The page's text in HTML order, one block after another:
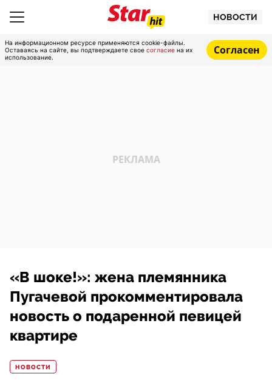
НОВОСТИ
На информационном ресурсе применяются cookie-файлы.
Оставаясь на сайте, вы подтверждаете свое согласие на их
использование.
Согласен
«В шоке!»: жена племянника
Пугачевой прокомментировала
новость о подаренной певицей
квартире
НОВОСТИ